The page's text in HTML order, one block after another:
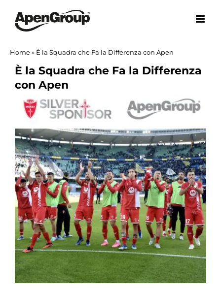
contenuto
Home» È la Squadra che Fa la Differenza con Apen
È la Squadra che Fa la Differenza
con Apen
Ingrandisci
immagine